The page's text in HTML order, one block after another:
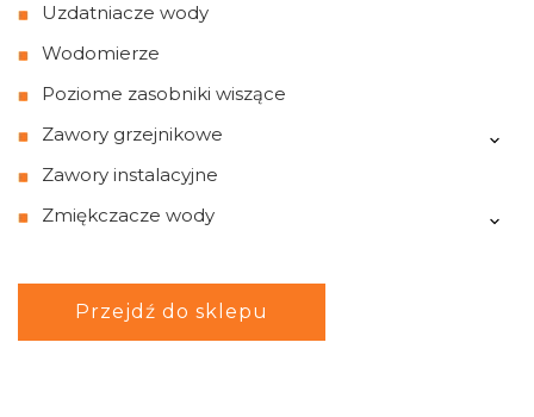
Uzdatniacze wody
Wodomierze
Poziome zasobniki wiszące
Zawory grzejnikowe
Zawory instalacyjne
Zmiękczacze wody
Przejdź do sklepu